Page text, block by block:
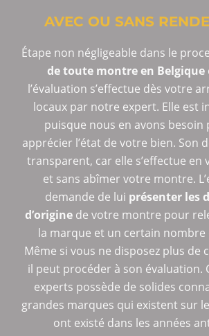
AVEC OU SANS
Étape non négligeable dans le
de toute montre en Belgique
l’évaluation s’effectue dès votre
locaux par notre expert. Elle est
puisque nous en avons besoin
apprécier l’état de votre bien. Son
transparent, car elle s’effectue en
et sans abîmer votre montre.
demande de lui présenter les
d’originede votre montre pour
la marque et un certain nombre
Même si vous ne disposez plus de
il peut procéder à son évaluation.
experts possède de solides
grandes marques qui existent sur
ont existé dans les années